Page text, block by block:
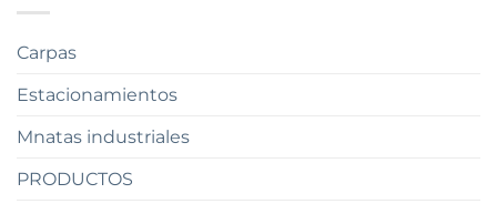
Carpas
Estacionamientos
Mnatas industriales
PRODUCTOS